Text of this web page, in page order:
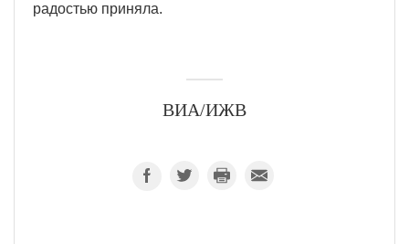
радостью приняла.
ВИА/ИЖВ